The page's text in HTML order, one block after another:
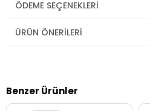
ÖDEME SEÇENEKLERI
ÜRÜN ÖNERILERI
Benzer Ürünler